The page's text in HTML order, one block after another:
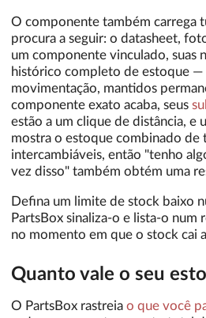
O componente também carrega
procura a seguir: o datasheet,
um componente vinculado, suas
histórico completo de estoque —
movimentação, mantidos
componente exato acaba, seus
estão a um clique de distância, e
mostra o estoque combinado de
intercambiáveis, então "tenho
vez disso" também obtém uma
Defina um limite de stock baixo
PartsBox sinaliza-o e lista-o
no momento em que o stock cai
Quanto vale o seu
O PartsBox rastreia o que você